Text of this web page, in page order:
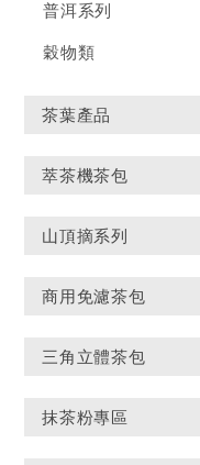
普洱系列
穀物類
茶葉產品
萃茶機茶包
山頂摘系列
商用免濾茶包
三角立體茶包
抹茶粉專區